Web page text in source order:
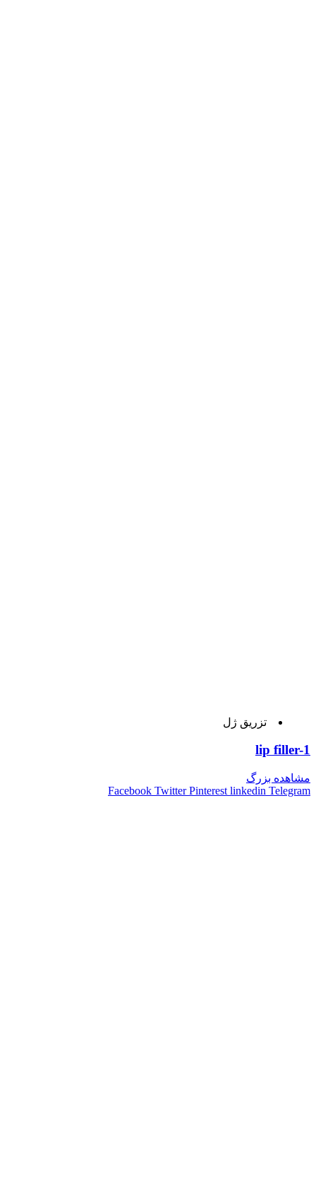
تزریق ژل
lip filler-1
مشاهده بزرگ
Facebook Twitter Pinterest linkedin Telegram